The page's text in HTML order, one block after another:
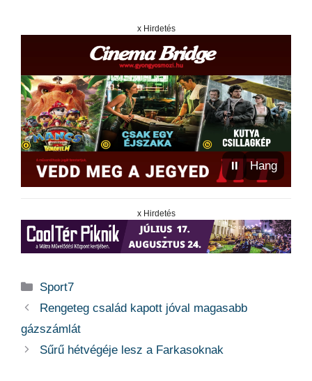
x Hirdetés
⏸ Hang
x Hirdetés
Kategória
Sport7
Rengeteg család kapott jóval magasabb
gázszámlát
Sűrű hétvégéje lesz a Farkasoknak